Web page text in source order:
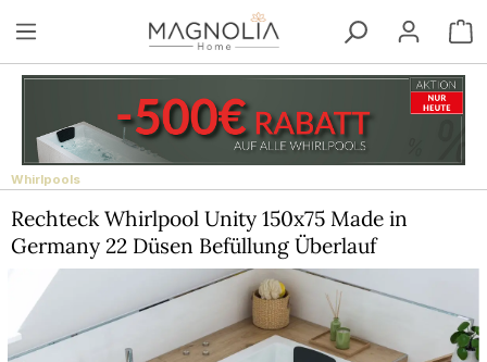
Zum Hauptinhalt springen
Whirlpools
Rechteck Whirlpool Unity 150x75 Made in
Germany 22 Düsen Befüllung Überlauf
Bildergalerie überspringen